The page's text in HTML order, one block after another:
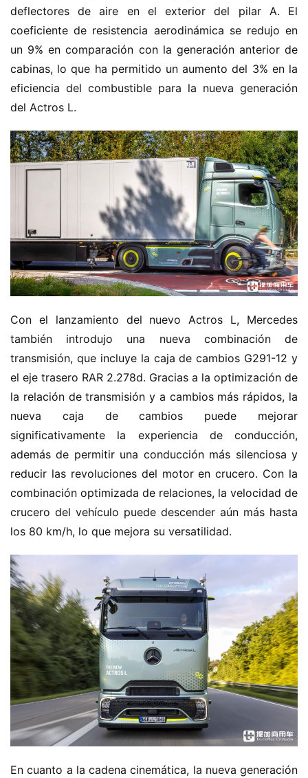
deflectores de aire en el exterior del pilar A. El
coeficiente de resistencia aerodinámica se redujo en
un 9% en comparación con la generación anterior de
cabinas, lo que ha permitido un aumento del 3% en la
eficiencia del combustible para la nueva generación
del Actros L.
Con el lanzamiento del nuevo Actros L, Mercedes
también introdujo una nueva combinación de
transmisión, que incluye la caja de cambios G291-12 y
el eje trasero RAR 2.278d. Gracias a la optimización de
la relación de transmisión y a cambios más rápidos, la
nueva caja de cambios puede mejorar
significativamente la experiencia de conducción,
además de permitir una conducción más silenciosa y
reducir las revoluciones del motor en crucero. Con la
combinación optimizada de relaciones, la velocidad de
crucero del vehículo puede descender aún más hasta
los 80 km/h, lo que mejora su versatilidad.
En cuanto a la cadena cinemática, la nueva generación